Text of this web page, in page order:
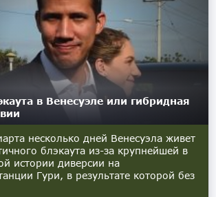
в Венесуэле или гибридная
несколько дней Венесуэла живет
блэкаута из-за крупнейшей в
истории диверсии на
​​Гури, в результате которой без